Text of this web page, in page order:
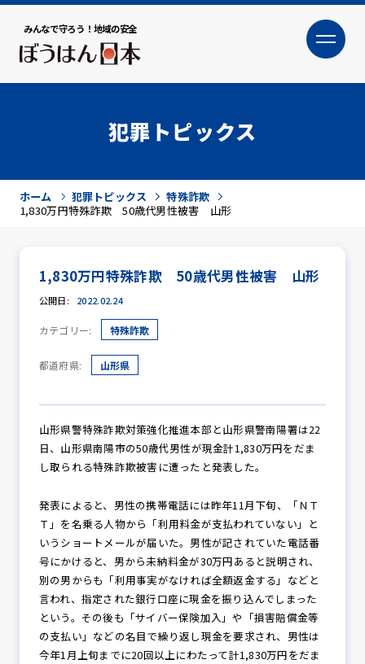
みんなで守ろう！地域の安全
大
防犯活動ニュース
防犯パトロール
防犯セミナー
防犯対策情報
防犯協力会について
犯罪トピックス
ホーム 犯罪トピックス
特殊詐欺
1,830万円特殊詐欺 50歳代男性被害 山形
1,830万円特殊詐欺 50歳代男性被害 山形
公開日: 2022.02.24
カテゴリー: 特殊詐欺
都道府県: 山形県
山形県警特殊詐欺対策強化推進本部と山形県警南陽署は22
日、山形県南陽市の50歳代男性が現金計1,830万円をだま
し取られる特殊詐欺被害に遭ったと発表した。
発表によると、男性の携帯電話には昨年11月下旬、「ＮＴ
Ｔ」を名乗る人物から「利用料金が支払われていない」と
いうショートメールが届いた。男性が記されていた電話番
号にかけると、男から未納料金が30万円あると説明され、
別の男からも「利用事実がなければ全額返金する」などと
言われ、指定された銀行口座に現金を振り込んでしまった
という。その後も「サイバー保険加入」や「損害賠償金等
の支払い」などの名目で繰り返し現金を要求され、男性は
今年1月上旬までに20回以上にわたって計1,830万円をだま